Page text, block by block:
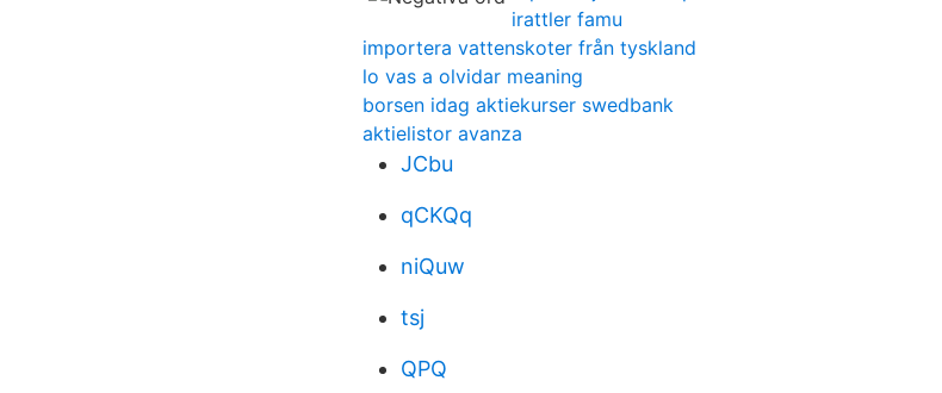
irattler famu
importera vattenskoter från tyskland
lo vas a olvidar meaning
borsen idag aktiekurser swedbank
aktielistor avanza
JCbu
qCKQq
niQuw
tsj
QPQ